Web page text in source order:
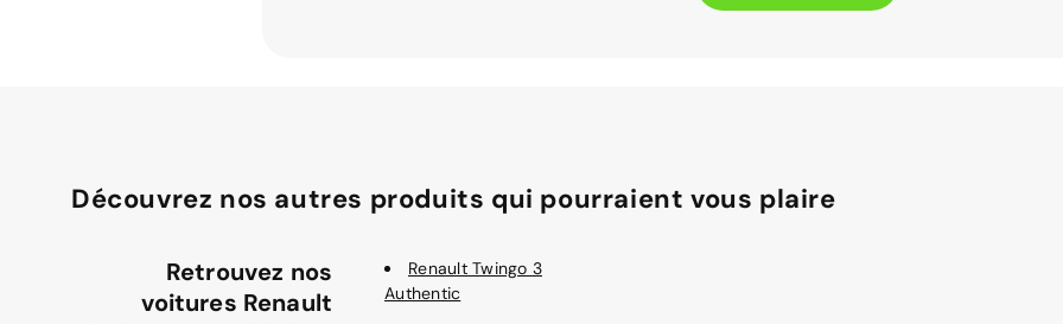
Découvrez nos autres produits qui pourraient vous plaire
Retrouvez nos
voitures Renault
Renault Twingo 3
Authentic